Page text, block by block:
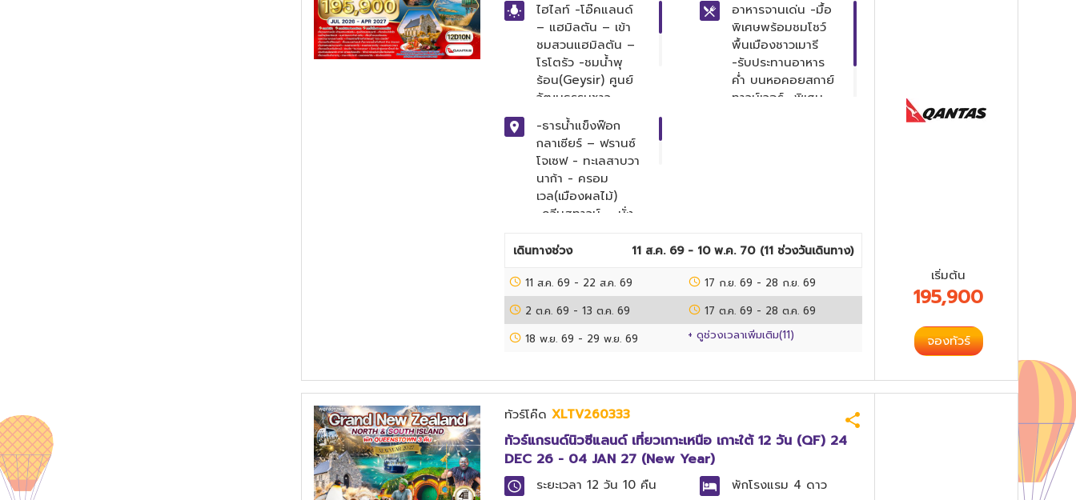
ไฮไลท์ -โอ๊คแลนด์
– แฮมิลตัน – เข้า
ชมสวนแฮมิลตัน –
โรโตรัว -ชมน้ำพุ
ร้อน(Geysir) ศูนย์
วัฒนธรรมชาว
เมารี(วาคาเรวาเรวา)
-ชมโชว์พื้นเมืองชาว
เมารี - โรโตรัว - อะ
โกรโดม(ฟาร์มแกะ) -
หมู่บ้านฮอบบิท
-โอ๊คแลนด์ - จุดชม
อาเธอร์ พาสส –
อาหารจานเด่น -มื้อ
พิเศษพร้อมชมโชว์
พื้นเมืองชาวเมารี
-รับประทานอาหาร
ค่ำ บนหอคอยสกาย์
ทาวน์เวอร์ -พิเศษ
-ธารน้ำแข็งฟ๊อก
กลาเซียร์ – ฟรานซ์
โจเซฟ - ทะเลสาบวา
นาก้า - ครอม
เวล(เมืองผลไม้)
-ควีนสทาวน์ – นั่ง
บ็อบพีค -
- ล่องเรือ TSS
Earnslaw -เดินชม
เมืองควีนสทาวน์
แอร์โรว์ ทาวน์ -
ซาวน์ - อินเวอร์
คาร์กิลล์ -ชมเมือง
ชมเมืองดะนิดิน -
โออามารุ - ชมมะเส
สาบเทคาโป - ไค
เดินทางช่วง 11 ส.ค. 69 - 10 พ.ค. 70 (11ช่วงวันเดินทาง)
11 ส.ค. 69 - 22 ส.ค. 69 17 ก.ย. 69 - 28 ก.ย. 69
2 ต.ค. 69 -13 ต.ค. 69 17 ต.ค. 69 - 28 ต.ค. 69
18 พ.ย. 69 - 29 พ.ย. 69 + ดูช่วงเวลาเพิ่มเติม(11)
เริ่มต้น
195,900
จองทัวร์
ทัวร์โค๊ดXLTV260333
ทัวร์แกรนด์นิวซีแลนด์ เที่ยวเกาะเหนือ เกาะใต้ 12 วัน (QF) 24
DEC 26 - 04 JAN 27 (New Year)
ระยะเวลา 12 วัน 10 คืน พักโรงแรม 4 ดาว